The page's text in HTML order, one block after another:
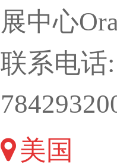
会周期
会展有限
人员跟
的市场
Da型展
展中心
联系电话
美国